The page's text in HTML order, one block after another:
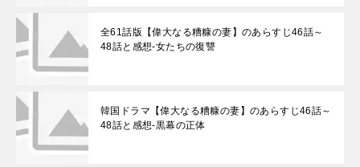
全61話版【偉大なる糟糠の妻】のあらすじ46話～
48話と感想-女たちの復讐
韓国ドラマ【偉大なる糟糠の妻】のあらすじ46話～
48話と感想-黒幕の正体